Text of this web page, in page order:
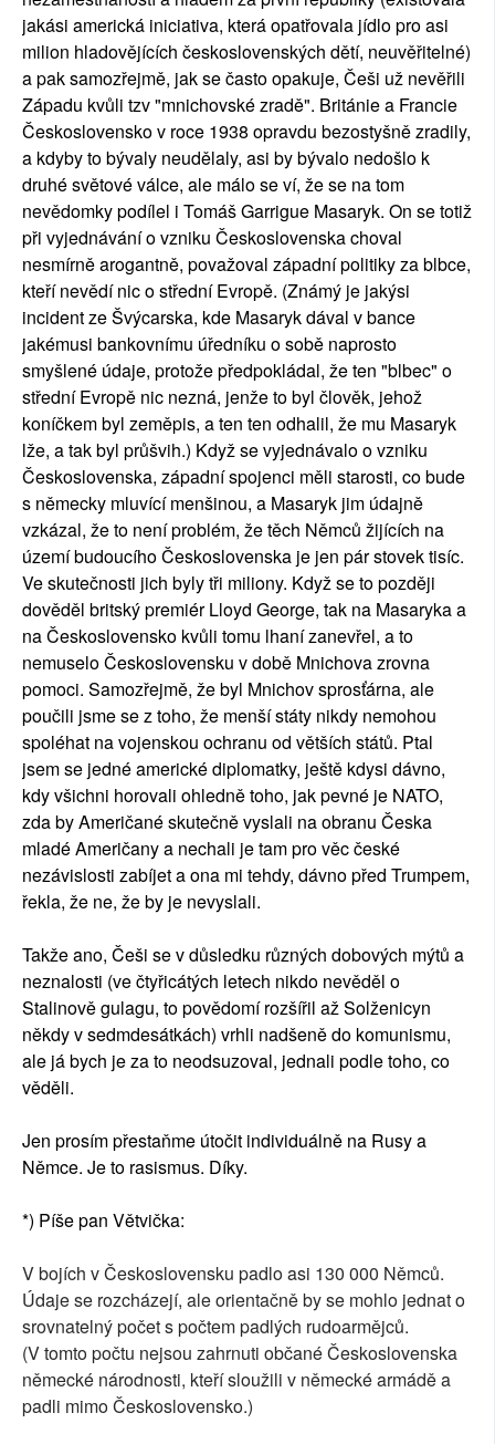
jakási americká iniciativa, která opatřovala jídlo pro asi
milion hladovějících československých dětí, neuvěřitelné)
a pak samozřejmě, jak se často opakuje, Češi už nevěřili
Západu kvůli tzv "mnichovské zradě". Británie a Francie
Československo v roce 1938 opravdu bezostyšně zradily,
a kdyby to bývaly neudělaly, asi by bývalo nedošlo k
druhé světové válce, ale málo se ví, že se na tom
nevědomky podílel i Tomáš Garrigue Masaryk. On se totiž
při vyjednávání o vzniku Československa choval
nesmírně arogantně, považoval západní politiky za blbce,
kteří nevědí nic o střední Evropě. (Známý je jakýsi
incident ze Švýcarska, kde Masaryk dával v bance
jakémusi bankovnímu úředníku o sobě naprosto
smyšlené údaje, protože předpokládal, že ten "blbec" o
střední Evropě nic nezná, jenže to byl člověk, jehož
koníčkem byl zeměpis, a ten ten odhalil, že mu Masaryk
lže, a tak byl průšvih.) Když se vyjednávalo o vzniku
Československa, západní spojenci měli starosti, co bude
s německy mluvící menšinou, a Masaryk jim údajně
vzkázal, že to není problém, že těch Němců žijících na
území budoucího Československa je jen pár stovek tisíc.
Ve skutečnosti jich byly tři miliony. Když se to později
dověděl britský premiér Lloyd George, tak na Masaryka a
na Československo kvůli tomu lhaní zanevřel, a to
nemuselo Československu v době Mnichova zrovna
pomoci. Samozřejmě, že byl Mnichov sprosťárna, ale
poučili jsme se z toho, že menší státy nikdy nemohou
spoléhat na vojenskou ochranu od větších států. Ptal
jsem se jedné americké diplomatky, ještě kdysi dávno,
kdy všichni horovali ohledně toho, jak pevné je NATO,
zda by Američané skutečně vyslali na obranu Česka
mladé Američany a nechali je tam pro věc české
nezávislosti zabíjet a ona mi tehdy, dávno před Trumpem,
řekla, že ne, že by je nevyslali.
Takže ano, Češi se v důsledku různých dobových mýtů a
neznalosti (ve čtyřicátých letech nikdo nevěděl o
Stalinově gulagu, to povědomí rozšířil až Solženicyn
někdy v sedmdesátkách) vrhli nadšeně do komunismu,
ale já bych je za to neodsuzoval, jednali podle toho, co
věděli.
Jen prosím přestaňme útočit individuálně na Rusy a
Němce. Je to rasismus. Díky.
*) Píše pan Větvička:
V bojích v Československu padlo asi 130 000 Němců.
Údaje se rozcházejí, ale orientačně by se mohlo jednat o
srovnatelný počet s počtem padlých rudoarmějců.
(V tomto počtu nejsou zahrnuti občané Československa
německé národnosti, kteří sloužili v německé armádě a
padli mimo Československo.)